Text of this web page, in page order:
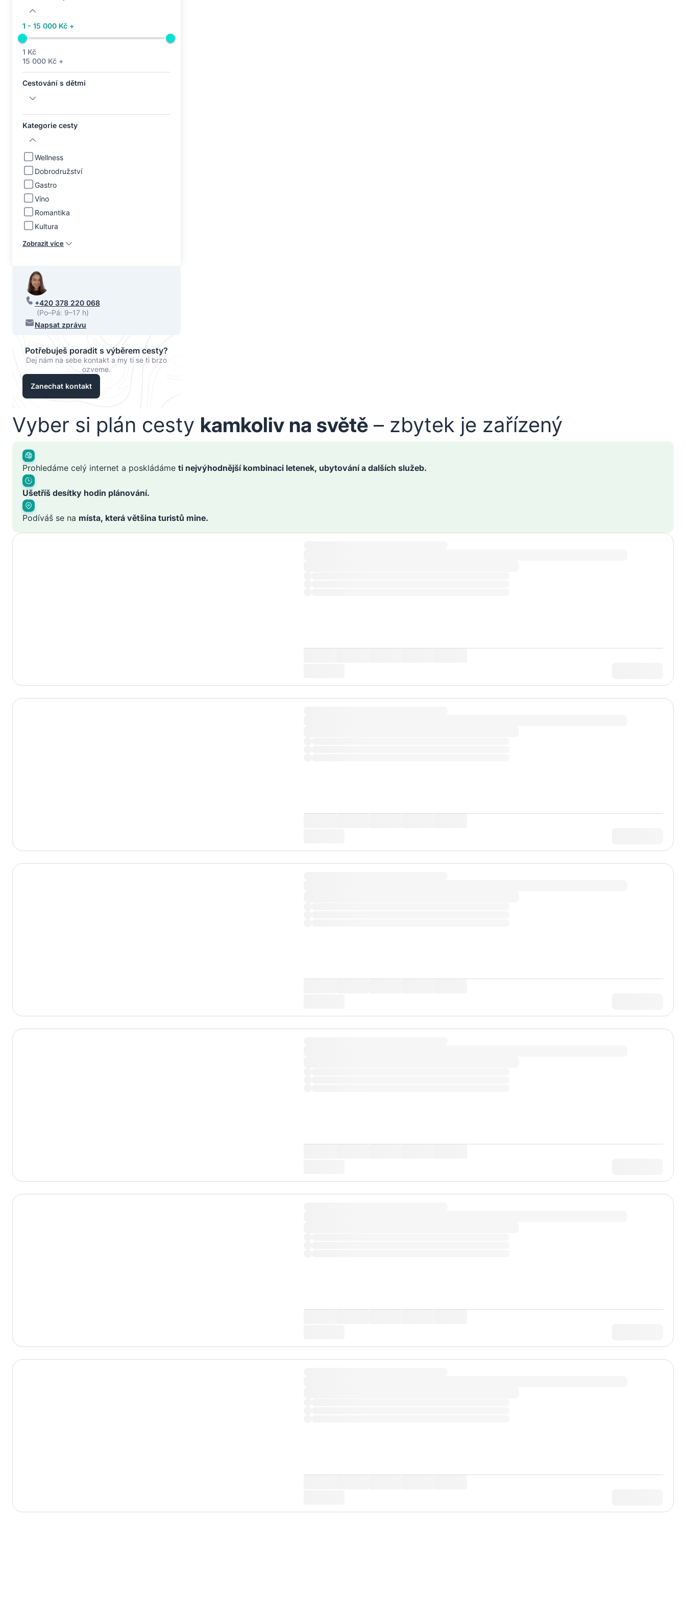
1 - 15 000 Kč +
1 Kč
15 000 Kč +
Cestování s dětmi
Kategorie cesty
Wellness
Dobrodružství
Gastro
Víno
Romantika
Kultura
Zobrazit více
+420 378 220 068
(Po–Pá: 9–17 h)
Napsat zprávu
Potřebuješ poradit s výběrem cesty?
Dej nám na sebe kontakt a my ti se ti brzo
ozveme.
Zanechat kontakt
Vyber si plán cesty kamkoliv na světě – zbytek je zařízený
Prohledáme celý internet a poskládáme ti nejvýhodnější kombinaci letenek, ubytování a dalších služeb.
Ušetříš desítky hodin plánování.
Podíváš se na místa, která většina turistů mine.